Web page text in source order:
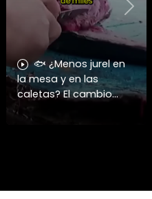
🐟 ¿Menos jurel en
la mesa y en las
caletas? El cambio
climático y El Niño
alteran las aguas